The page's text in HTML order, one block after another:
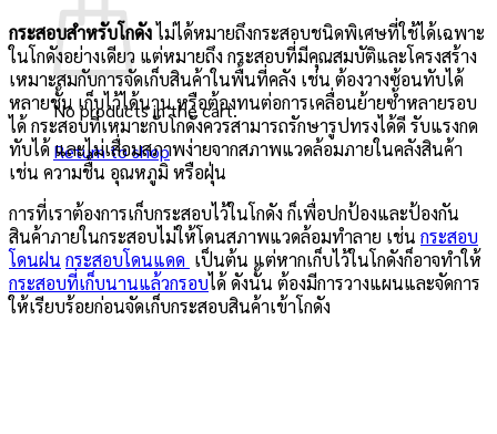
No products in the cart.
Return to shop
กระสอบสำหรับโกดังไม่ได้หมายถึงกระสอบชนิดพิเศษที่ใช้ได้เฉพาะ
ในโกดังอย่างเดียว แต่หมายถึง กระสอบที่มีคุณสมบัติและโครงสร้าง
เหมาะสมกับการจัดเก็บสินค้าในพื้นที่คลัง เช่น ต้องวางซ้อนทับได้
หลายชั้น เก็บไว้ได้นาน หรือต้องทนต่อการเคลื่อนย้ายซ้ำหลายรอบ
ได้ กระสอบที่เหมาะกับโกดังควรสามารถรักษารูปทรงได้ดี รับแรงกด
ทับได้ และไม่เสื่อมสภาพง่ายจากสภาพแวดล้อมภายในคลังสินค้า
เช่น ความชื้น อุณหภูมิ หรือฝุ่น
การที่เราต้องการเก็บกระสอบไว้ในโกดัง ก็เพื่อปกป้องและป้องกัน
สินค้าภายในกระสอบไม่ให้โดนสภาพแวดล้อมทำลาย เช่น กระสอบ
โดนฝน กระสอบโดนแดด เป็นต้น แต่หากเก็บไว้ในโกดังก็อาจทำให้
กระสอบที่เก็บนานแล้วกรอบได้ ดังนั้น ต้องมีการวางแผนและจัดการ
ให้เรียบร้อยก่อนจัดเก็บกระสอบสินค้าเข้าโกดัง